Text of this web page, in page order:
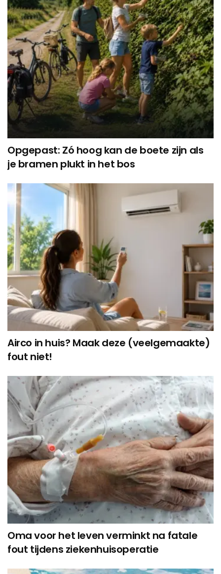
Opgepast: Zó hoog kan de boete zijn als
je bramen plukt in het bos
Airco in huis? Maak deze (veelgemaakte)
fout niet!
Oma voor het leven verminkt na fatale
fout tijdens ziekenhuisoperatie